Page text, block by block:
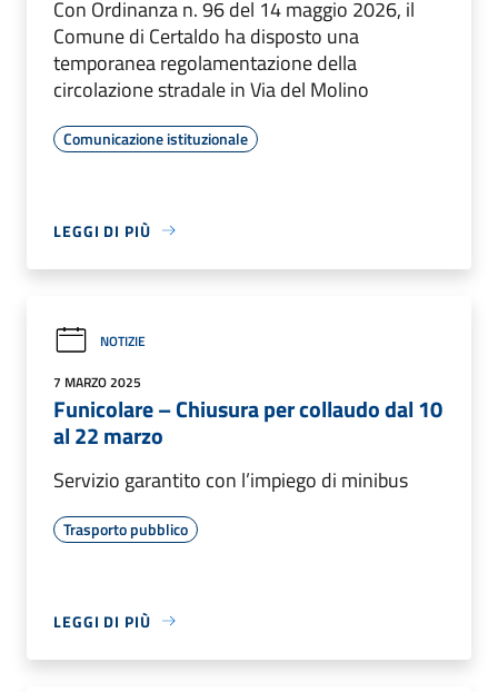
Con Ordinanza n. 96 del 14 maggio 2026, il
Comune di Certaldo ha disposto una
temporanea regolamentazione della
circolazione stradale in Via del Molino
Comunicazione istituzionale
LEGGI DI PIÙ
NOTIZIE
7 MARZO 2025
Funicolare – Chiusura per collaudo dal 10
al 22 marzo
Servizio garantito con l’impiego di minibus
Trasporto pubblico
LEGGI DI PIÙ